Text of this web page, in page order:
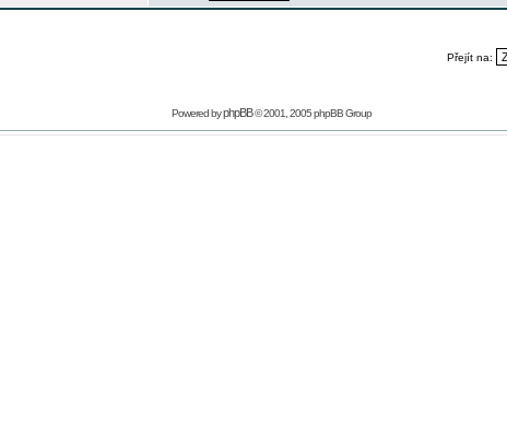
Přejít na:
Powered byphpBB© 2001, 2005 phpBB Group